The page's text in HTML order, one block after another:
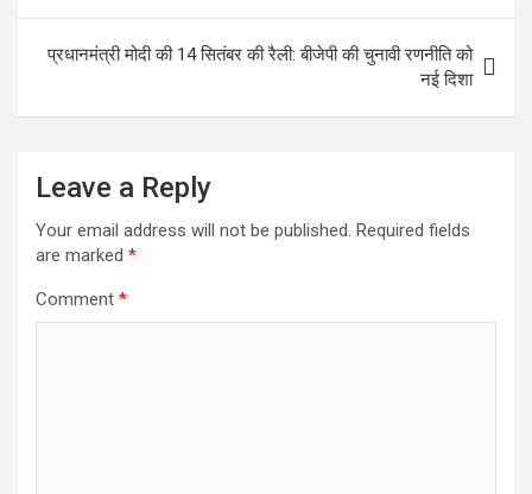
o
k
p
p
er m
प्रधानमंत्री मोदी की 14 सितंबर की रैली: बीजेपी की चुनावी रणनीति को
नई दिशा
Leave a Reply
Your email address will not be published. Required fields
are marked *
Comment *